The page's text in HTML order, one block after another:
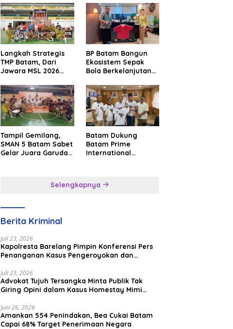
Langkah Strategis
TMP Batam, Dari
Jawara MSL 2026
Internasional
BP Batam Bangun
Ekosistem Sepak
Bola Berkelanjutan
Premier FC
Tampil Gemilang,
SMAN 5 Batam Sabet
Gelar Juara Garuda
Batam Dukung
Batam Prime
International
Tourism dan
Selengkapnya
Berita Kriminal
Juli 23, 2026
Kapolresta Barelang Pimpin Konferensi Pers
Penanganan Kasus Pengeroyokan dan
Juli 23, 2026
Advokat Tujuh Tersangka Minta Publik Tak
Giring Opini dalam Kasus Homestay Mimi
Juni 26, 2026
Amankan 554 Penindakan, Bea Cukai Batam
Capai 68% Target Penerimaan Negara